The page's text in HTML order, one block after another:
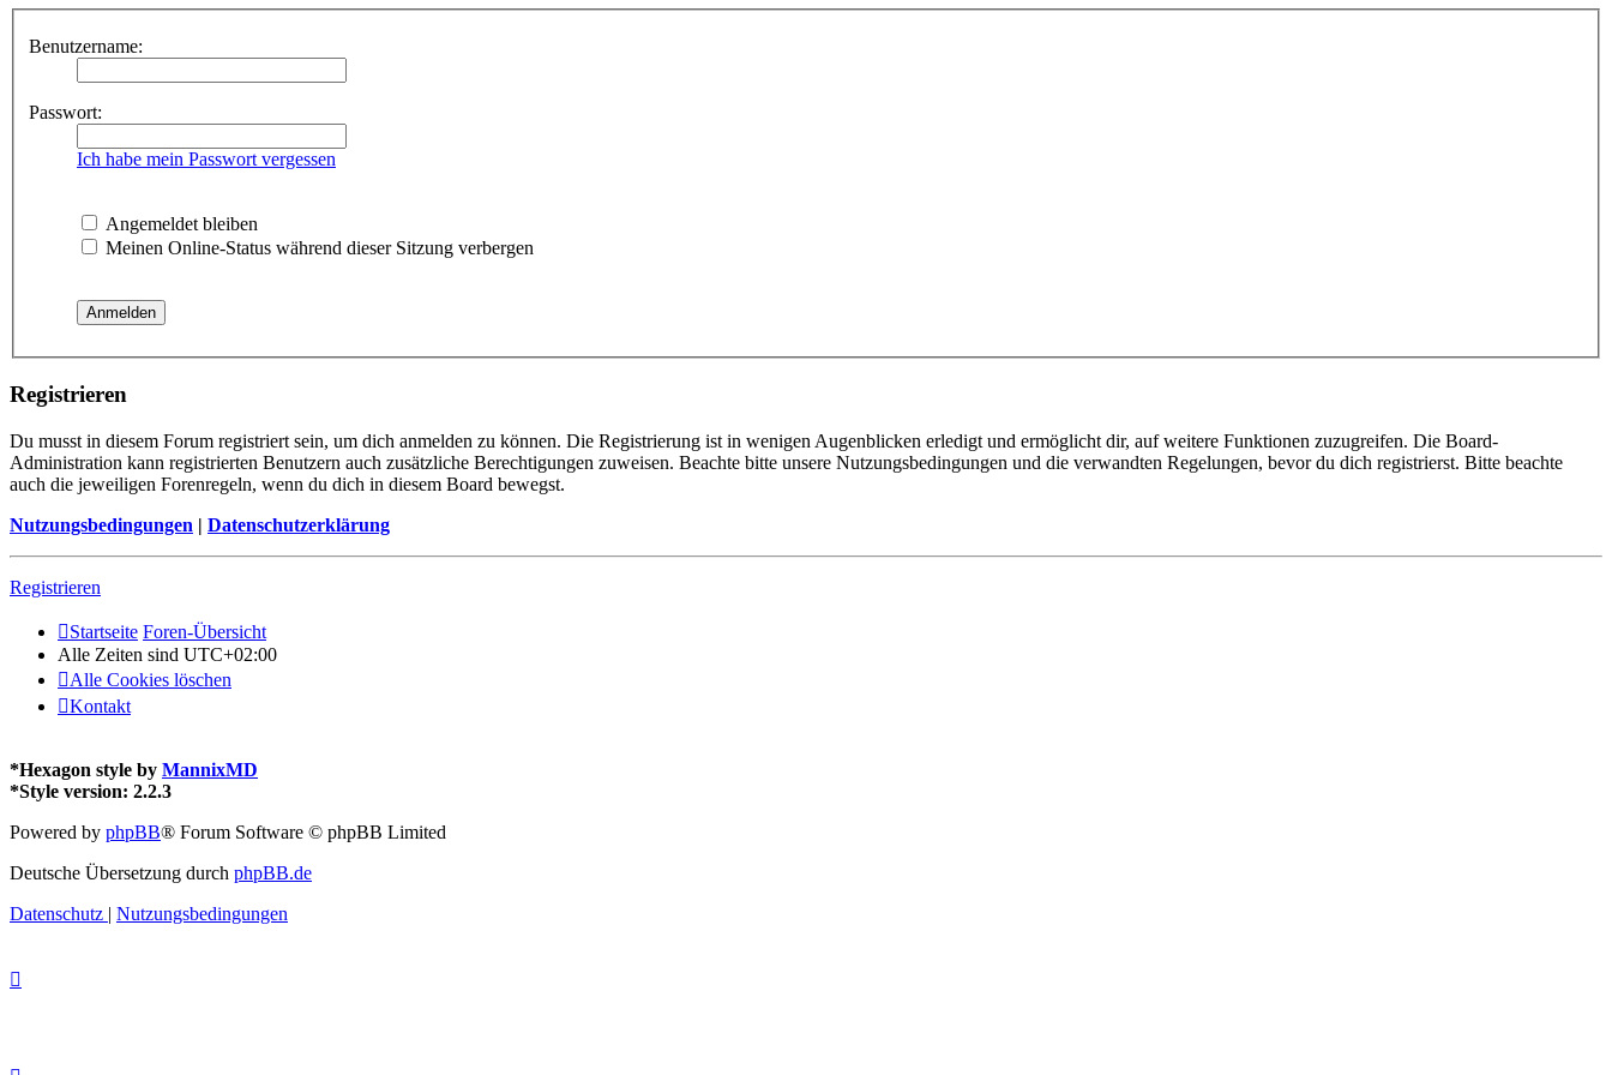
Benutzername:
Passwort:
Ich habe mein Passwort vergessen
Angemeldet bleiben
Meinen Online-Status während dieser Sitzung verbergen
Registrieren
Du musst in diesem Forum registriert sein, um dich anmelden zu können. Die Registrierung ist in wenigen Augenblicken erledigt und ermöglicht dir, auf weitere Funktionen zuzugreifen. Die Board-
Administration kann registrierten Benutzern auch zusätzliche Berechtigungen zuweisen. Beachte bitte unsere Nutzungsbedingungen und die verwandten Regelungen, bevor du dich registrierst. Bitte beachte
auch die jeweiligen Forenregeln, wenn du dich in diesem Board bewegst.
Nutzungsbedingungen | Datenschutzerklärung
Registrieren
Startseite Foren-Übersicht
Alle Zeiten sind UTC+02:00
Alle Cookies löschen
Kontakt
*Hexagon style by MannixMD
*Style version: 2.2.3
Powered by phpBB® Forum Software © phpBB Limited
Deutsche Übersetzung durch phpBB.de
Datenschutz | Nutzungsbedingungen